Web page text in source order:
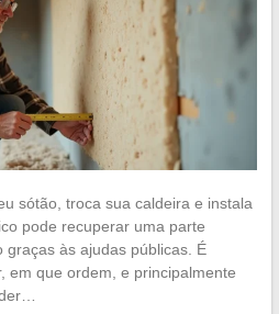
sótão, troca sua caldeira e instala
pode recuperar uma parte
graças às ajudas públicas. É
em que ordem, e principalmente